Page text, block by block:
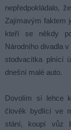
nepředpokládalo,
Zajímavým faktem
kteří se někdy
Národního divadla
stodvacítka plnící
dnešní malé auto.
Dovolím si lehce
člověk bydlící ve
stání, koupí vůz